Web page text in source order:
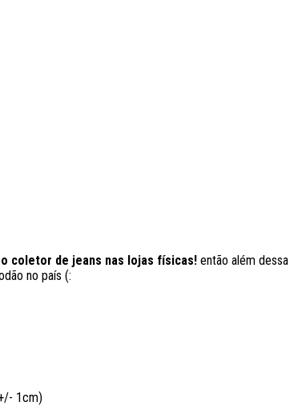
coletor de jeans nas lojas físicas! então além dessa
no país (:
1cm)